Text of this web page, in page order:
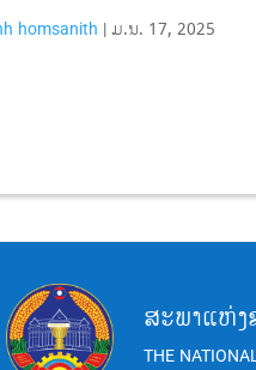
homsanith | ມ.ນ. 17, 2025
ສະພາແຫ່
THE